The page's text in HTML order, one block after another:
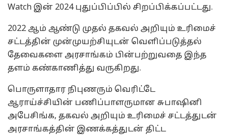
Watch இன் 2024 புதுப்பிப்பில் சிறப்பிக்கப்பட்டது.
2022 ஆம் ஆண்டு முதல் தகவல் அறியும் உரிமைச்
சட்டத்தின் முன்முயற்சியுடன் வெளிப்படுத்தல்
தேவைகளை அரசாங்கம் பின்பற்றுவதை இந்த
தளம் கண்காணித்து வருகிறது.
பொருளாதார நிபுணரும் வெரிட்டே
ஆராய்ச்சியின் பணிப்பாளருமான சுபாஷினி
அபேசிங்க, தகவல் அறியும் உரிமைச் சட்டத்துடன்
அரசாங்கத்தின் இணக்கத்துடன் திட்ட